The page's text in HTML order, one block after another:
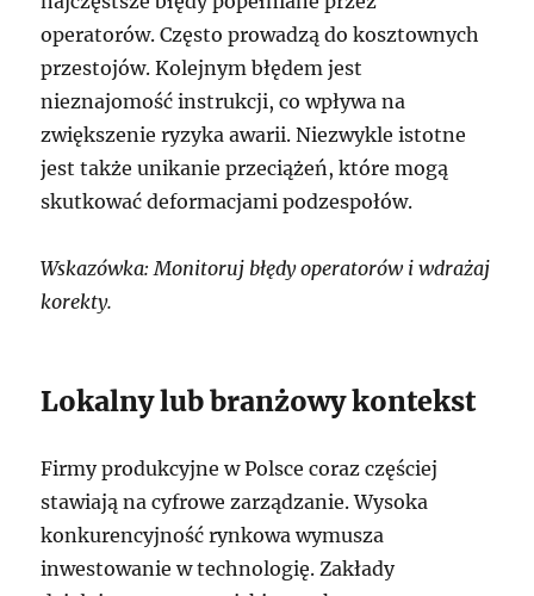
operatorów. Często prowadzą do kosztownych
przestojów. Kolejnym błędem jest
nieznajomość instrukcji, co wpływa na
zwiększenie ryzyka awarii. Niezwykle istotne
jest także unikanie przeciążeń, które mogą
skutkować deformacjami podzespołów.
Wskazówka: Monitoruj błędy operatorów i wdrażaj
korekty.
Lokalny lub branżowy kontekst
Firmy produkcyjne w Polsce coraz częściej
stawiają na cyfrowe zarządzanie. Wysoka
konkurencyjność rynkowa wymusza
inwestowanie w technologię. Zakłady